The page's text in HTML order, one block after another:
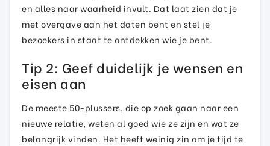
en alles naar waarheid invult. Dat laat zien dat je
met overgave aan het daten bent en stel je
bezoekers in staat te ontdekken wie je bent.
Tip 2: Geef duidelijk je wensen en
eisen aan
De meeste 50-plussers, die op zoek gaan naar een
nieuwe relatie, weten al goed wie ze zijn en wat ze
belangrijk vinden. Het heeft weinig zin om je tijd te